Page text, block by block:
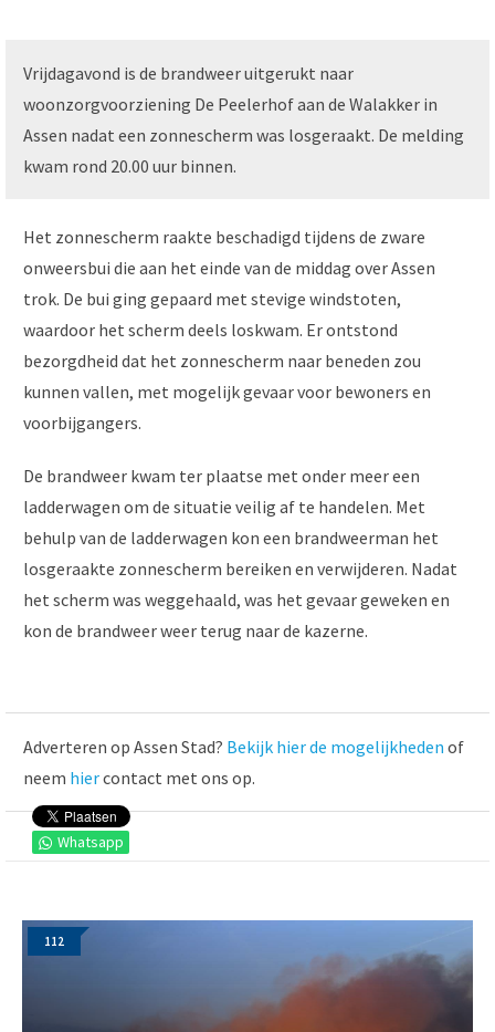
Vrijdagavond is de brandweer uitgerukt naar
woonzorgvoorziening De Peelerhof aan de Walakker in
Assen nadat een zonnescherm was losgeraakt. De melding
kwam rond 20.00 uur binnen.
Het zonnescherm raakte beschadigd tijdens de zware
onweersbui die aan het einde van de middag over Assen
trok. De bui ging gepaard met stevige windstoten,
waardoor het scherm deels loskwam. Er ontstond
bezorgdheid dat het zonnescherm naar beneden zou
kunnen vallen, met mogelijk gevaar voor bewoners en
voorbijgangers.
De brandweer kwam ter plaatse met onder meer een
ladderwagen om de situatie veilig af te handelen. Met
behulp van de ladderwagen kon een brandweerman het
losgeraakte zonnescherm bereiken en verwijderen. Nadat
het scherm was weggehaald, was het gevaar geweken en
kon de brandweer weer terug naar de kazerne.
Whatsapp
Adverteren op Assen Stad? Bekijk hier de mogelijkheden of
neem hiercontact met ons op.
112